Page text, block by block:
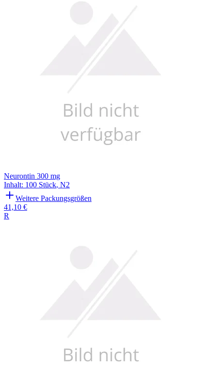
Neurontin 300 mg
Inhalt: 100 Stück, N2
Weitere Packungsgrößen
41,10 €
R